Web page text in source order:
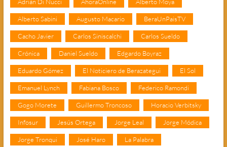
Alberto Sabini Augusto Macario BeraUnPaisTV
Cacho Javier Carlos Siniscalchi Carlos Sueldo
Crónica Daniel Sueldo Edgardo Boyraz
Eduardo Gómez El Noticiero de Berazategui El Sol
Emanuel Lynch Fabiana Bosco Federico Ramondi
Gogo Morete Guillermo Troncoso Horacio Verbitsky
Infosur Jesús Ortega Jorge Leal Jorge Módica
Jorge Tronqui José Haro La Palabra